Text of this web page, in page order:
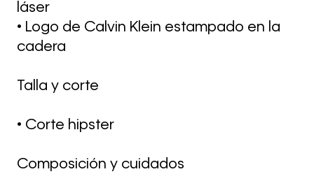
láser
• Logo de Calvin Klein estampado en la
cadera
Talla y corte
• Corte hipster
Composición y cuidados